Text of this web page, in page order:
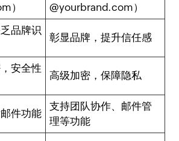
）
@yourbrand.com）
品牌识
彰显品牌，提升信任感
安全性
高级加密，保障隐私
件功能
支持团队协作、邮件管
理等功能